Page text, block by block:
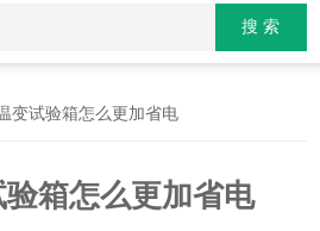
变试验箱怎么更加省电
箱怎么更加省电